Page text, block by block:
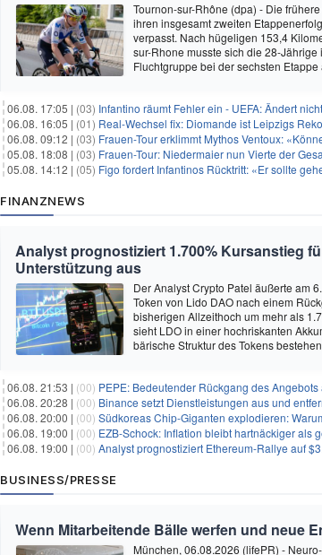
Tournon-sur-Rhône (dpa) - Die
ihren insgesamt zweiten
verpasst. Nach hügeligen 153,4
sur-Rhone musste sich die 28-
Fluchtgruppe bei der sechsten
06.08. 17:05 | (03) Infantino räumt Fehler ein - UEFA: Ändert
06.08. 16:05 | (01) Real-Wechsel fix: Diomande ist Leipzigs
06.08. 09:12 | (03) Frauen-Tour erklimmt Mythos Ventoux:
05.08. 18:08 | (03) Frauen-Tour: Niedermaier nun Vierte der
05.08. 14:12 | (05) Figo fordert Infantinos Rücktritt: «Er sollte
FINANZNEWS
Analyst prognostiziert 1.700% Kursanstieg
Unterstützung aus
Der Analyst Crypto Patel äußerte am
Token von Lido DAO nach einem
bisherigen Allzeithoch um mehr als
sieht LDO in einer hochriskanten
bärische Struktur des Tokens
06.08. 21:53 | (00) PEPE: Bedeutender Rückgang des
06.08. 20:28 | (00) Binance setzt Dienstleistungen aus und
06.08. 20:00 | (00) Südkoreas Chip-Giganten explodieren:
06.08. 19:00 | (00) EZB-Schock: Inflation bleibt hartnäckiger als
06.08. 19:00 | (00) Analyst prognostiziert Ethereum-Rallye auf
BUSINESS/PRESSE
Wenn Mitarbeitende Bälle werfen und neue
München, 06.08.2026 (lifePR) -